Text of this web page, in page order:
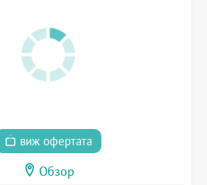
виж офертата
Обзор